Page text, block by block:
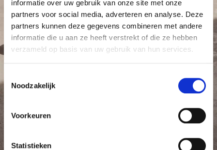
informatie over uw gebruik van onze site met onze
partners voor social media, adverteren en analyse. Deze
partners kunnen deze gegevens combineren met andere
informatie die u aan ze heeft verstrekt of die ze hebben
verzameld op basis van uw gebruik van hun services.
Noodzakelijk
Voorkeuren
Statistieken